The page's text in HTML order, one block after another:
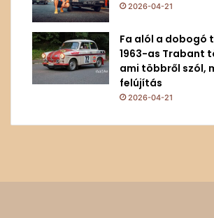
2026-04-21
Fa alól a dobogó
1963-as Trabant
ami többről szól,
felújítás
2026-04-21